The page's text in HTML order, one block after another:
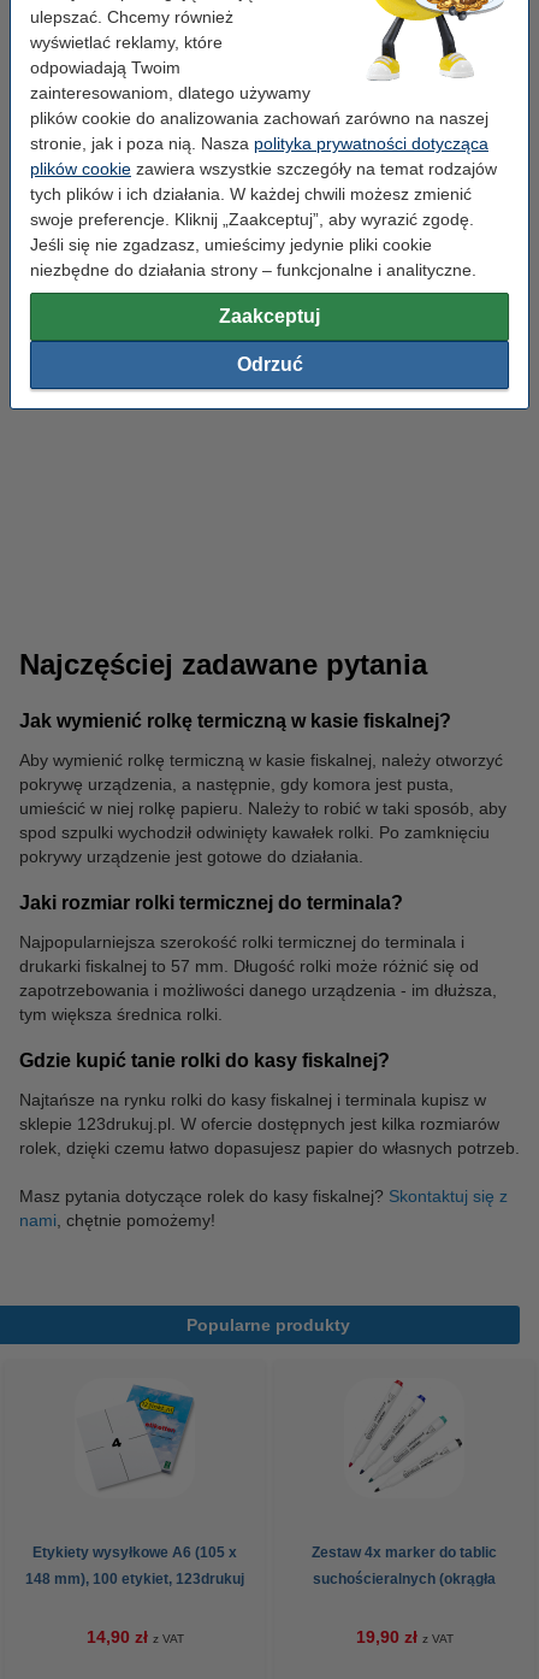
ulepszać. Chcemy również
wyświetlać reklamy, które
odpowiadają Twoim
zainteresowaniom, dlatego używamy
plików cookie do analizowania zachowań zarówno na naszej
stronie, jak i poza nią. Nasza polityka prywatności dotycząca
plików cookie zawiera wszystkie szczegóły na temat rodzajów
tych plików i ich działania. W każdej chwili możesz zmienić
swoje preferencje. Kliknij „Zaakceptuj”, aby wyrazić zgodę.
Jeśli się nie zgadzasz, umieścimy jedynie pliki cookie
niezbędne do działania strony – funkcjonalne i analityczne.
Zaakceptuj
Odrzuć
Popularne produkty
Długopisy
Najczęściej zadawane pytania
Jak wymienić rolkę termiczną w kasie fiskalnej?
Aby wymienić rolkę termiczną w kasie fiskalnej, należy otworzyć
pokrywę urządzenia, a następnie, gdy komora jest pusta,
umieścić w niej rolkę papieru. Należy to robić w taki sposób, aby
spod szpulki wychodził odwinięty kawałek rolki. Po zamknięciu
pokrywy urządzenie jest gotowe do działania.
Jaki rozmiar rolki termicznej do terminala?
Najpopularniejsza szerokość rolki termicznej do terminala i
drukarki fiskalnej to 57 mm. Długość rolki może różnić się od
zapotrzebowania i możliwości danego urządzenia - im dłuższa,
tym większa średnica rolki.
Gdzie kupić tanie rolki do kasy fiskalnej?
Najtańsze na rynku rolki do kasy fiskalnej i terminala kupisz w
sklepie 123drukuj.pl. W ofercie dostępnych jest kilka rozmiarów
rolek, dzięki czemu łatwo dopasujesz papier do własnych potrzeb.
Masz pytania dotyczące rolek do kasy fiskalnej? Skontaktuj się z
nami , chętnie pomożemy!
Popularne produkty
Etykiety wysyłkowe A6 (105 x
148 mm), 100 etykiet, 123drukuj
14,90 zł z VAT
Zestaw 4x marker do tablic
suchościeralnych (okrągła
19,90 zł z VAT